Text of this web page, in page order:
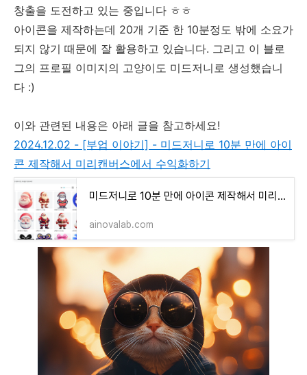
창출을 도전하고 있는 중입니다 ㅎㅎ
아이콘을 제작하는데 20개 기준 한 10분정도 밖에 소요가
되지 않기 때문에 잘 활용하고 있습니다. 그리고 이 블로
그의 프로필 이미지의 고양이도 미드저니로 생성했습니
다 :)
이와 관련된 내용은 아래 글을 참고하세요!
2024.12.02 - [부업 이야기] - 미드저니로 10분 만에 아이
콘 제작해서 미리캔버스에서 수익화하기
미드저니로 10분 만에 아이콘 제작해서 미리캔버스에서 수익화하기
ainovalab.com